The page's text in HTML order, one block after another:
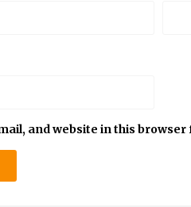
and website in this